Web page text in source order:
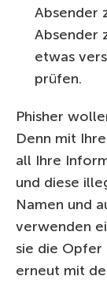
Absender
Absender
etwas
prüfen.
Phisher
Denn mit
all Ihre
und diese
Namen und
verwenden
sie die
erneut mit